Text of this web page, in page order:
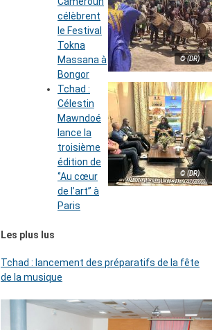
© (DR)
célèbrent
le Festival
Tokna
Massana à
Bongor
© (DR)
Tchad :
Célestin
Mawndoé
lance la
troisième
édition de
‘’Au cœur
de l’art’’ à
Paris
Les plus lus
Tchad : lancement des préparatifs de la fête
de la musique